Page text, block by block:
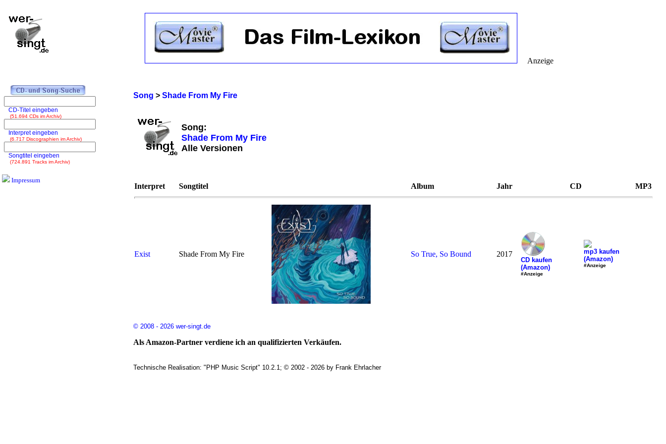
Song > Shade From My Fire
Song:
Shade From My Fire
Alle Versionen
Interpret Songtitel Album Jahr CD MP3
Exist Shade From My Fire So True, So Bound 2017
CD kaufen
(Amazon)
#Anzeige
mp3 kaufen
(Amazon)
#Anzeige
© 2008 - 2026 wer-singt.de
Als Amazon-Partner verdiene ich an qualifizierten Verkäufen.
Technische Realisation: "PHP Music Script" 10.2.1; © 2002 - 2026 by Frank Ehrlacher
Anzeige
CD-Titel eingeben
(51.694 CDs im Archiv)
Interpret eingeben
(6.717 Discographien im Archiv)
Songtitel eingeben
(724.891 Tracks im Archiv)
Impressum